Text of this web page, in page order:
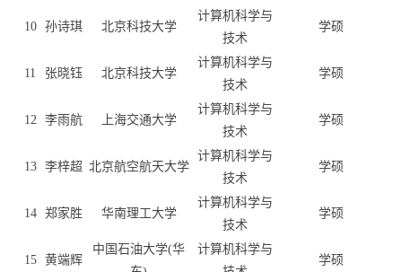
10 孙诗琪 北京科技大学
计算机科学与
技术
学硕
11 张晓钰 北京科技大学
计算机科学与
技术
学硕
12 李雨航 上海交通大学
计算机科学与
技术
学硕
13 李梓超 北京航空航天大学
计算机科学与
技术
学硕
14 郑家胜 华南理工大学
计算机科学与
技术
学硕
15 黄端辉
中国石油大学(华
计算机科学与
学硕